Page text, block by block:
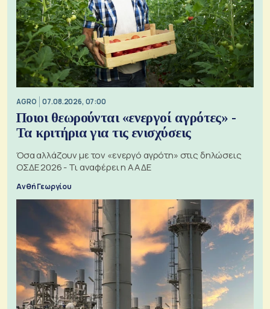
AGRO 07.08.2026, 07:00
Ποιοι θεωρούνται «ενεργοί αγρότες» -
Τα κριτήρια για τις ενισχύσεις
Όσα αλλάζουν με τον «ενεργό αγρότη» στις δηλώσεις
ΟΣΔΕ 2026 - Τι αναφέρει η ΑΑΔΕ
Ανθή Γεωργίου